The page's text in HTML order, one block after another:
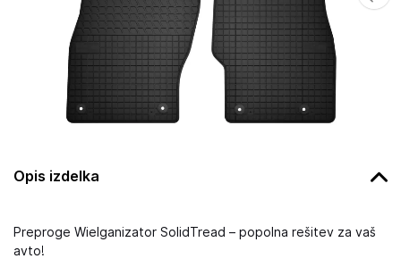
Opis izdelka
Preproge Wielganizator SolidTread – popolna rešitev za vaš
avto!